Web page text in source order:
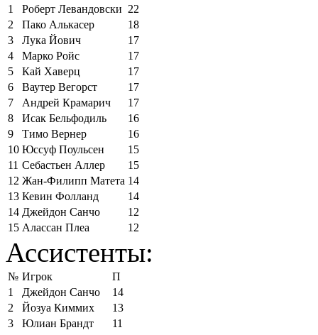
1
Роберт Левандовски 22
2
Пако Алькасер
18
3
Лука Йович
17
4
Марко Ройс
17
5
Кай Хаверц
17
6
Ваутер Вегорст
17
7
Андрей Крамарич
17
8
Исак Бельфодиль
16
9
Тимо Вернер
16
10 Юссуф Поульсен
15
11 Себастьен Аллер
15
12 Жан-Филипп Матета 14
13 Кевин Фолланд
14
14 Джейдон Санчо
12
15 Алассан Плеа 12
Ассистенты:
№ Игрок
П
1
Джейдон Санчо
14
2
Йозуа Киммих
13
3
Юлиан Брандт
11